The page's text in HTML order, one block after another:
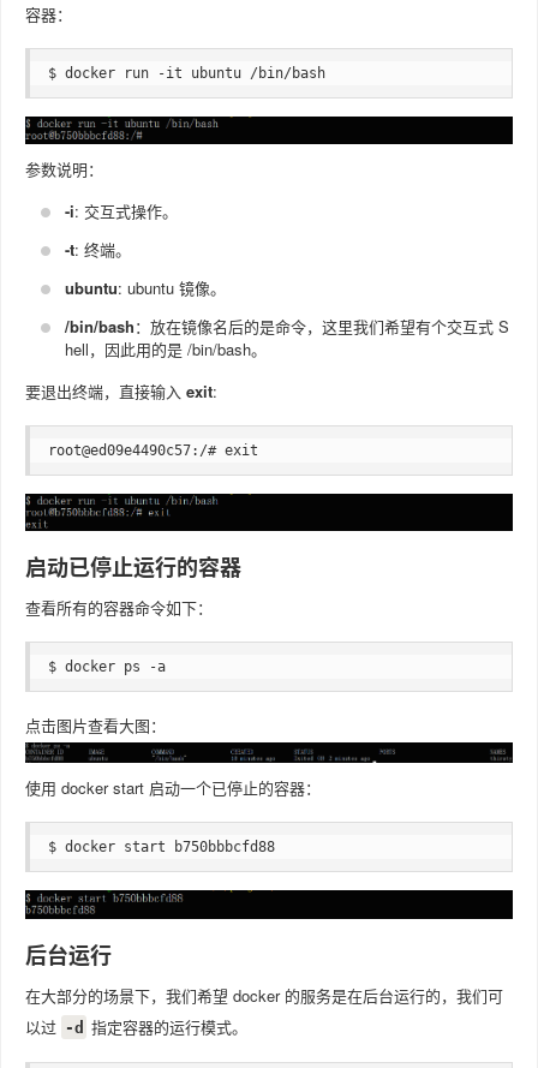
容器：
$ docker run -it ubuntu /bin/bash
参数说明：
-i: 交互式操作。
-t: 终端。
ubuntu: ubuntu 镜像。
/bin/bash：放在镜像名后的是命令，这里我们希望有个交互式 S
hell，因此用的是 /bin/bash。
要退出终端，直接输入 exit:
root@ed09e4490c57:/# exit
启动已停止运行的容器
查看所有的容器命令如下：
$ docker ps -a
点击图片查看大图：
使用 docker start 启动一个已停止的容器：
$ docker start b750bbbcfd88
后台运行
在大部分的场景下，我们希望 docker 的服务是在后台运行的，我们可
以过 -d 指定容器的运行模式。